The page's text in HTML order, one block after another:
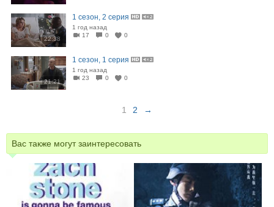
22:38
1 сезон, 2 серия
1 год назад
17
0 0
21:21
1 сезон, 1 серия
1 год назад
23
0 0
1 2 →
Вас также могут заинтересовать